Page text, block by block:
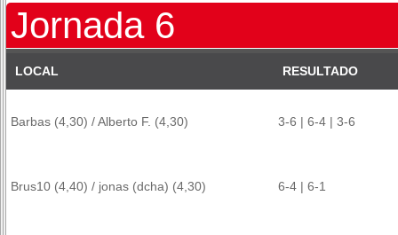
Jornada 6
LOCAL RESULTADO
Barbas (4,30) / Alberto F. (4,30) 3-6 | 6-4 | 3-6
Brus10 (4,40) / jonas (dcha) (4,30) 6-4 | 6-1